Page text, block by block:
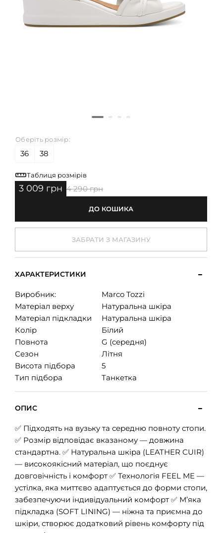
Оберіть розмір:
36 38
Таблиця розмірів
3 009 грн 4 290 грн
ДО КОШИКА
ЗАБРАТИ З МАГАЗИНУ
ХАРАКТЕРИСТИКИ
Виробник:
Marco Tozzi
Матеріал верху
Натуральна шкіра
Матеріал підкладки
Натуральна шкіра
Колір
Білий
Повнота
G (середня)
Сезон
Літня
Висота підбора
5
Тип підбора
Танкетка
ОПИС
✅ Підходять на вузьку та середню повноту стопи.
✅ Розмір відповідає вказаному — довжина
стандартна. ✅ Натуральна шкіра (LEATHER CUIR)
— високоякісний матеріал, що поєднує
довговічність і комфорт ✅ Технологія FEEL ME —
устілка, яка миттєво адаптується до форми стопи,
забезпечуючи індивідуальний комфорт ✅ М’яка
підкладка (SOFT LINING) — ніжна та приємна до
шкіри, створює додатковий рівень комфорту під